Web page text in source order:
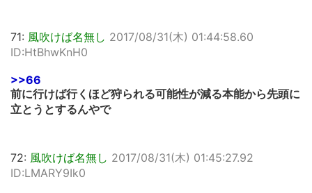
71: 風吹けば名無し 2017/08/31(木) 01:44:58.60
ID:HtBhwKnH0
>>66
前に行けば行くほど狩られる可能性が減る本能から先頭に
立とうとするんやで
72: 風吹けば名無し 2017/08/31(木) 01:45:27.92
ID:LMARY9Ik0